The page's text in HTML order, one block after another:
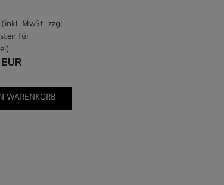
MwSt. zzgl.
für
)
WARENKORB